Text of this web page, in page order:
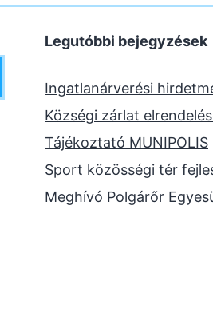
Legutóbbi bejegyzések
Ingatlanárverési
Községi zárlat
Tájékoztató MUNIPOLIS
Sport közösségi tér
Meghívó Polgárőr